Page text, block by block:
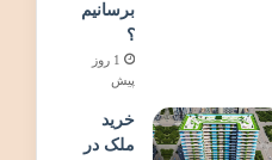
برسانیم
؟
1 روز
پیش
خرید
ملک در